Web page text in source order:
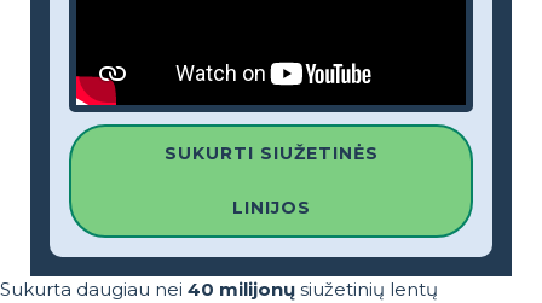
SUKURTI SIUŽETINĖS
LINIJOS
Sukurta daugiau nei 40 milijonų siužetinių lentų